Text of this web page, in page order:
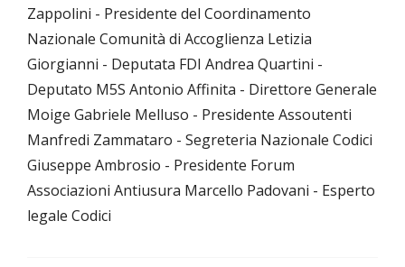
Zappolini - Presidente del Coordinamento
Nazionale Comunità di Accoglienza Letizia
Giorgianni - Deputata FDI Andrea Quartini -
Deputato M5S Antonio Affinita - Direttore Generale
Moige Gabriele Melluso - Presidente Assoutenti
Manfredi Zammataro - Segreteria Nazionale Codici
Giuseppe Ambrosio - Presidente Forum
Associazioni Antiusura Marcello Padovani - Esperto
legale Codici